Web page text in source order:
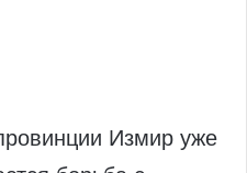
Измир уже